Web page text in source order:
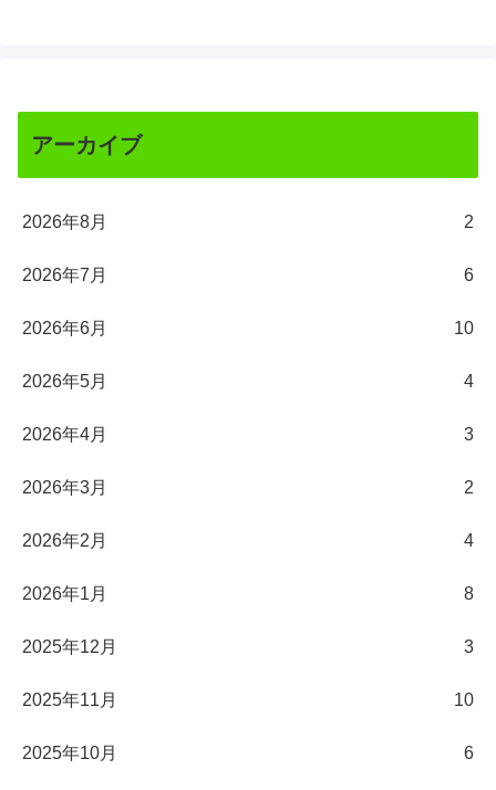
アーカイブ
2026年8月 2
2026年7月 6
2026年6月 10
2026年5月 4
2026年4月 3
2026年3月 2
2026年2月 4
2026年1月 8
2025年12月 3
2025年11月 10
2025年10月 6